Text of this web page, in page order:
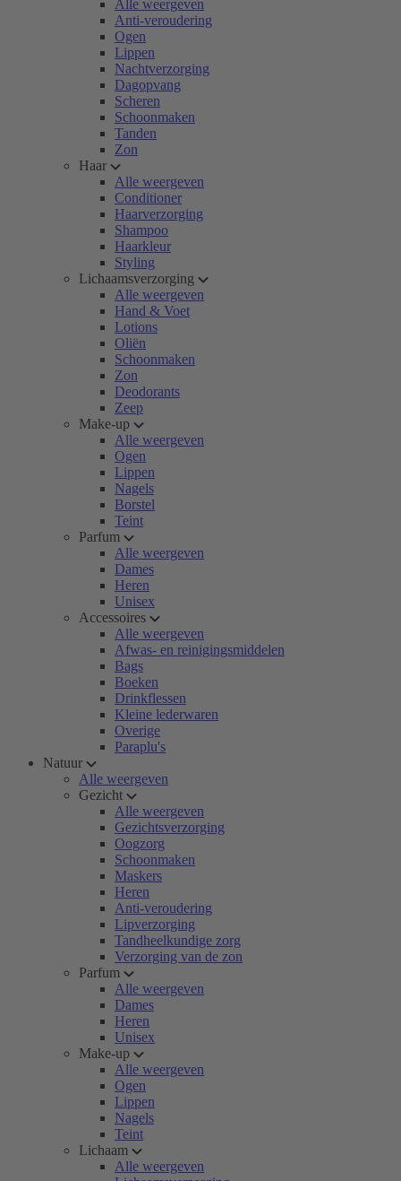
Alle weergeven
Anti-veroudering
Ogen
Lippen
Nachtverzorging
Dagopvang
Scheren
Schoonmaken
Tanden
Zon
Haar
Alle weergeven
Conditioner
Haarverzorging
Shampoo
Haarkleur
Styling
Lichaamsverzorging
Alle weergeven
Hand & Voet
Lotions
Oliën
Schoonmaken
Zon
Deodorants
Zeep
Make-up
Alle weergeven
Ogen
Lippen
Nagels
Borstel
Teint
Parfum
Alle weergeven
Dames
Heren
Unisex
Accessoires
Alle weergeven
Afwas- en reinigingsmiddelen
Bags
Boeken
Drinkflessen
Kleine lederwaren
Overige
Paraplu's
Natuur
Alle weergeven
Gezicht
Alle weergeven
Gezichtsverzorging
Oogzorg
Schoonmaken
Maskers
Heren
Anti-veroudering
Lipverzorging
Tandheelkundige zorg
Verzorging van de zon
Parfum
Alle weergeven
Dames
Heren
Unisex
Make-up
Alle weergeven
Ogen
Lippen
Nagels
Teint
Lichaam
Alle weergeven